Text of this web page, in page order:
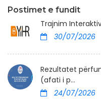
Postimet e fundit
Trajnim
30/07/2026
Rezultatet
(afati i p...
24/07/2026